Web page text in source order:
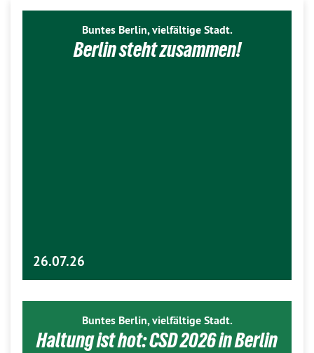
Buntes Berlin, vielfältige Stadt.
Berlin steht zusammen!
26.07.26
Buntes Berlin, vielfältige Stadt.
Haltung ist hot: CSD 2026 in Berlin